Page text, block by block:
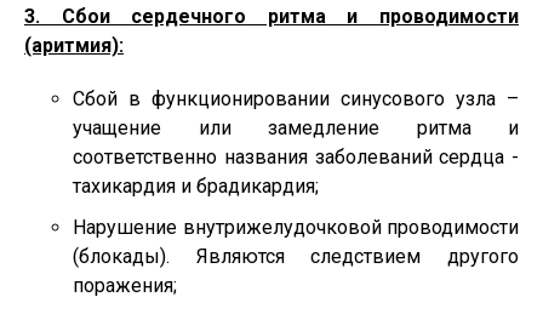
3. Сбои сердечного ритма и проводимости
(аритмия):
Сбой в функционировании синусового узла –
учащение или замедление ритма и
соответственно названия заболеваний сердца -
тахикардия и брадикардия;
Нарушение внутрижелудочковой проводимости
(блокады). Являются следствием другого
поражения;